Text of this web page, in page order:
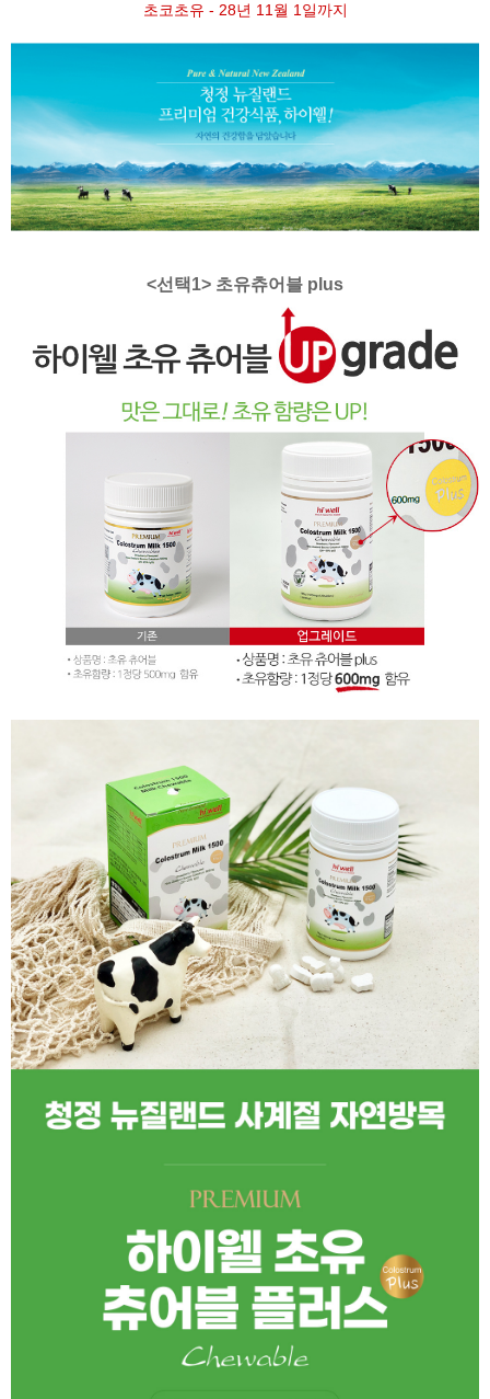
초코초유 - 28년 11월 1일까지
<선택1> 초유츄어블 plus